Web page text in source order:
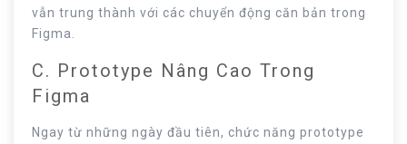
vẫn trung thành với các chuyển động căn bản trong
Figma.
C. Prototype Nâng Cao Trong
Figma
Ngay từ những ngày đầu tiên, chức năng prototype